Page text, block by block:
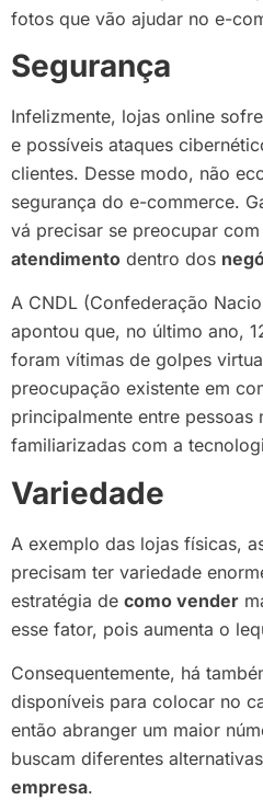
fotos que vão ajudar no e-
Segurança
Infelizmente, lojas online
e possíveis ataques
clientes. Desse modo, não
segurança do e-commerce.
vá precisar se preocupar
atendimento dentro dos
A CNDL (Confederação
apontou que, no último ano,
foram vítimas de golpes
preocupação existente em
principalmente entre pessoas
familiarizadas com a
Variedade
A exemplo das lojas físicas,
precisam ter variedade
estratégia de como vender
esse fator, pois aumenta o
Consequentemente, há
disponíveis para colocar no
então abranger um maior
buscam diferentes
empresa.